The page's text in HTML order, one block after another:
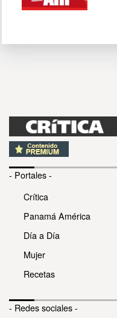
- Portales -
Crítica
Panamá América
Día a Día
Mujer
Recetas
- Redes sociales -